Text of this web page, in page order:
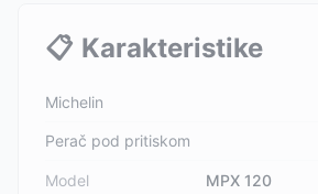
📋 Karakteristike
Michelin
Perač pod pritiskom
Model MPX 120